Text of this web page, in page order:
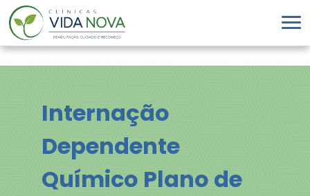
Internação
Dependente
Químico Plano de